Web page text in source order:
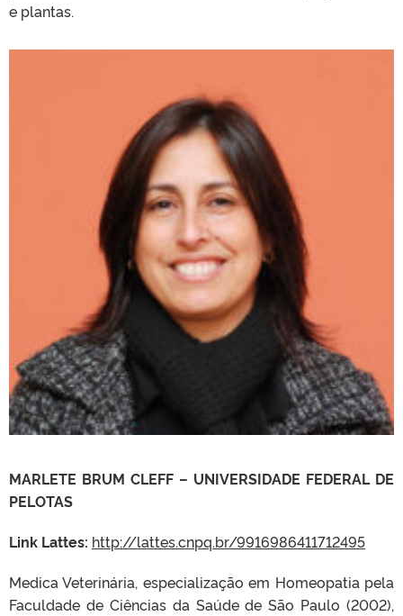
e plantas.
MARLETE BRUM CLEFF – UNIVERSIDADE FEDERAL DE
PELOTAS
Link Lattes: http://lattes.cnpq.br/9916986411712495
Medica Veterinária, especialização em Homeopatia pela
Faculdade de Ciências da Saúde de São Paulo (2002),